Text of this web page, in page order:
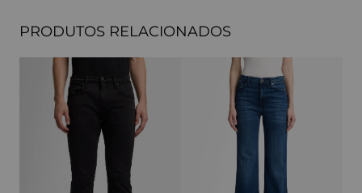
PRODUTOS RELACIONADOS